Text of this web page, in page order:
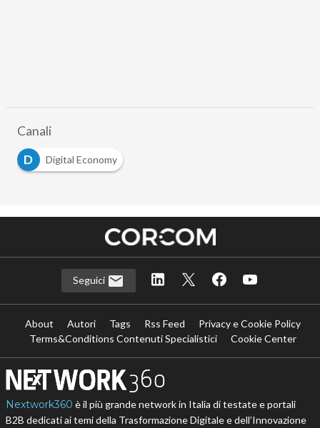
Canali
D
Digital Economy
Seguici
About Autori Tags Rss Feed
Privacy e Cookie Policy
Terms&Conditions Contenuti Specialistici
Cookie Center
Nextwork360 è il più grande network in Italia di testate e portali
B2B dedicati ai temi della Trasformazione Digitale e dell’Innovazione